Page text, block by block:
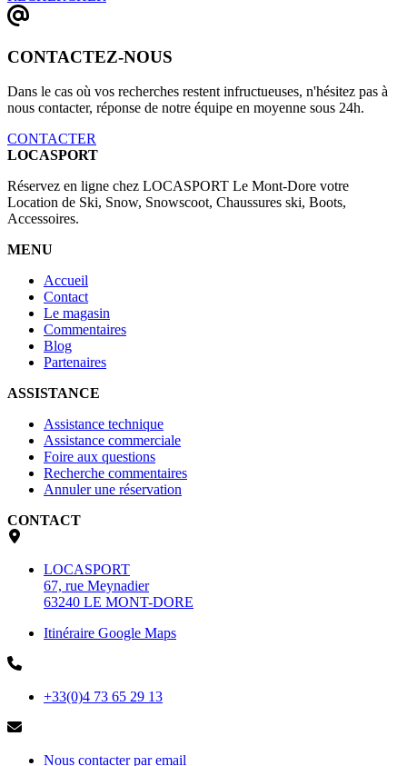
CONTACTEZ-NOUS
Dans le cas où vos recherches restent infructueuses, n'hésitez pas à
nous contacter, réponse de notre équipe en moyenne sous 24h.
CONTACTER
LOCASPORT
Réservez en ligne chez LOCASPORT Le Mont-Dore votre
Location de Ski, Snow, Snowscoot, Chaussures ski, Boots,
Accessoires.
MENU
Accueil
Contact
Le magasin
Commentaires
Blog
Partenaires
ASSISTANCE
Assistance technique
Assistance commerciale
Foire aux questions
Recherche commentaires
Annuler une réservation
CONTACT
LOCASPORT
67, rue Meynadier
63240 LE MONT-DORE
Itinéraire Google Maps
+33(0)4 73 65 29 13
Nous contacter par email